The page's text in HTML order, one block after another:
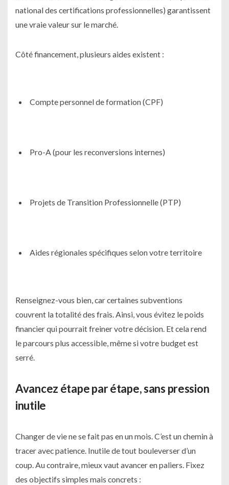
national des certifications professionnelles) garantissent
une vraie valeur sur le marché.
Côté financement, plusieurs aides existent :
Compte personnel de formation (CPF)
Pro-A (pour les reconversions internes)
Projets de Transition Professionnelle (PTP)
Aides régionales spécifiques selon votre territoire
Renseignez-vous bien, car certaines subventions
couvrent la totalité des frais. Ainsi, vous évitez le poids
financier qui pourrait freiner votre décision. Et cela rend
le parcours plus accessible, même si votre budget est
serré.
Avancez étape par étape, sans pression
inutile
Changer de vie ne se fait pas en un mois. C’est un chemin à
tracer avec patience. Inutile de tout bouleverser d’un
coup. Au contraire, mieux vaut avancer en paliers. Fixez
des objectifs simples mais concrets :